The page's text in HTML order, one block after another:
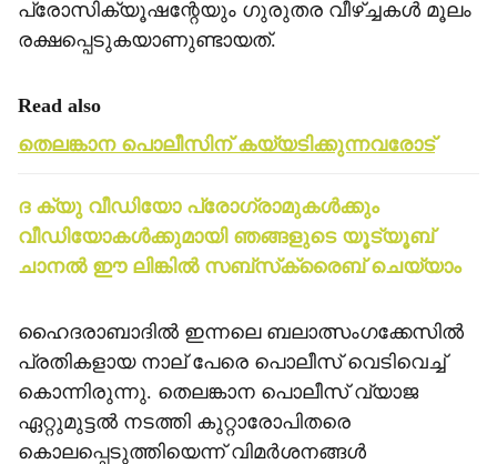
പ്രോസിക്യൂഷന്റേയും ഗുരുതര വീഴ്ച്ചകള്‍ മൂലം
രക്ഷപ്പെടുകയാണുണ്ടായത്.
Read also
തെലങ്കാന പൊലീസിന് കയ്യടിക്കുന്നവരോട്
ദ ക്യു വീഡിയോ പ്രോഗ്രാമുകള്‍ക്കും
വീഡിയോകള്‍ക്കുമായി ഞങ്ങളുടെ യൂട്യൂബ്
ചാനല്‍ ഈ ലിങ്കില്‍ സബ്‌സ്‌ക്രൈബ് ചെയ്യാം
ഹൈദരാബാദില്‍ ഇന്നലെ ബലാത്സംഗക്കേസില്‍
പ്രതികളായ നാല് പേരെ പൊലീസ് വെടിവെച്ച്
കൊന്നിരുന്നു. തെലങ്കാന പൊലീസ് വ്യാജ
ഏറ്റുമുട്ടല്‍ നടത്തി കുറ്റാരോപിതരെ
കൊലപ്പെടുത്തിയെന്ന് വിമര്‍ശനങ്ങള്‍